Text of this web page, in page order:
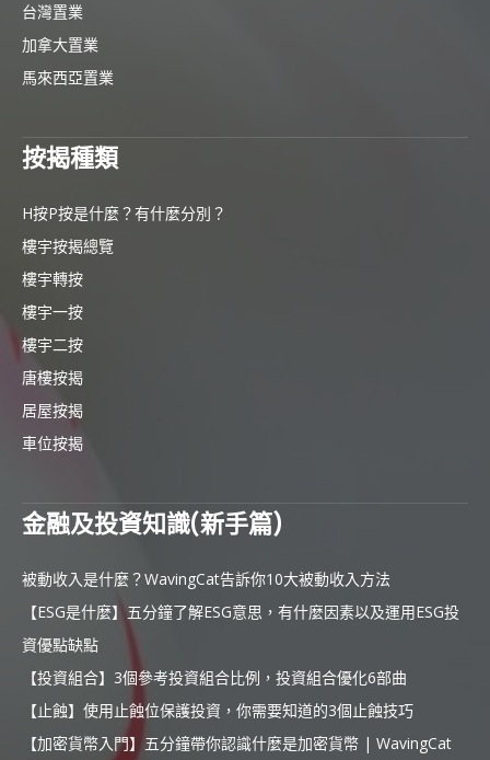
台灣置業
加拿大置業
馬來西亞置業
按揭種類
H按P按是什麼？有什麼分別？
樓宇按揭總覽
樓宇轉按
樓宇一按
樓宇二按
唐樓按揭
居屋按揭
車位按揭
金融及投資知識(新手篇)
被動收入是什麼？WavingCat告訴你10大被動收入方法
【ESG是什麼】五分鐘了解ESG意思，有什麼因素以及運用ESG投
資優點缺點
【投資組合】3個參考投資組合比例，投資組合優化6部曲
【止蝕】使用止蝕位保護投資，你需要知道的3個止蝕技巧
【加密貨幣入門】五分鐘帶你認識什麼是加密貨幣 | WavingCat